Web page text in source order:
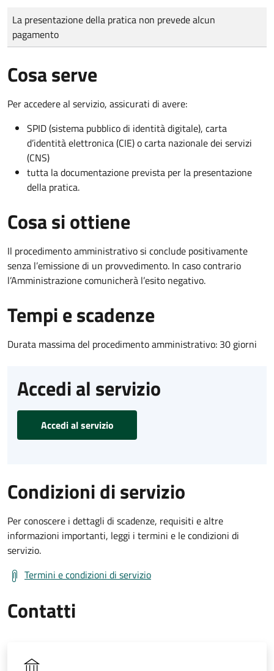
Tipo di pagamento
Importo
La presentazione della pratica non prevede alcun
pagamento
Cosa serve
Per accedere al servizio, assicurati di avere:
SPID (sistema pubblico di identità digitale), carta
d’identità elettronica (CIE) o carta nazionale dei servizi
(CNS)
tutta la documentazione prevista per la presentazione
della pratica.
Cosa si ottiene
Il procedimento amministrativo si conclude positivamente
senza l’emissione di un provvedimento. In caso contrario
l’Amministrazione comunicherà l’esito negativo.
Tempi e scadenze
Durata massima del procedimento amministrativo: 30 giorni
Accedi al servizio
Accedi al servizio
Condizioni di servizio
Per conoscere i dettagli di scadenze, requisiti e altre
informazioni importanti, leggi i termini e le condizioni di
servizio.
Termini e condizioni di servizio
Contatti